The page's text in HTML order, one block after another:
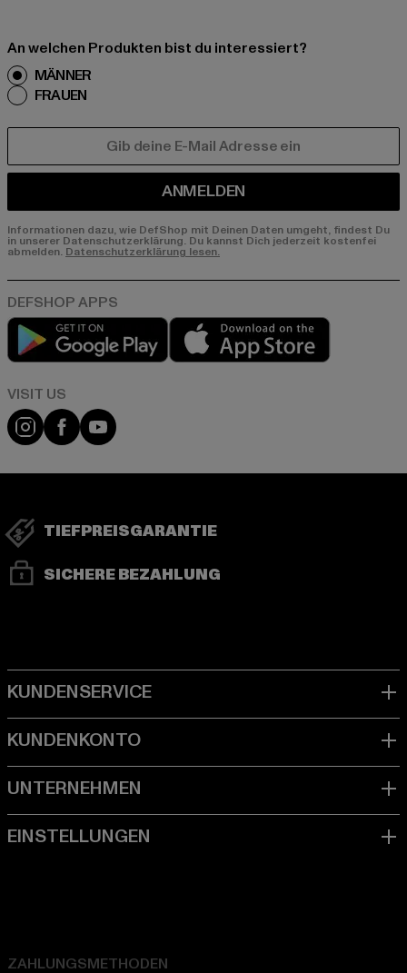
An welchen Produkten bist du interessiert?
MÄNNER
FRAUEN
ANMELDEN
Informationen dazu, wie DefShop mit Deinen Daten umgeht, findest Du
in unserer Datenschutzerklärung. Du kannst Dich jederzeit kostenfei
abmelden. Datenschutzerklärung lesen.
Play market
Visit our Instagram page:
Visit our Facebook page:
Visit our YouTube channel:
TIEFPREISGARANTIE
SICHERE BEZAHLUNG
ZAHLUNGSMETHODEN